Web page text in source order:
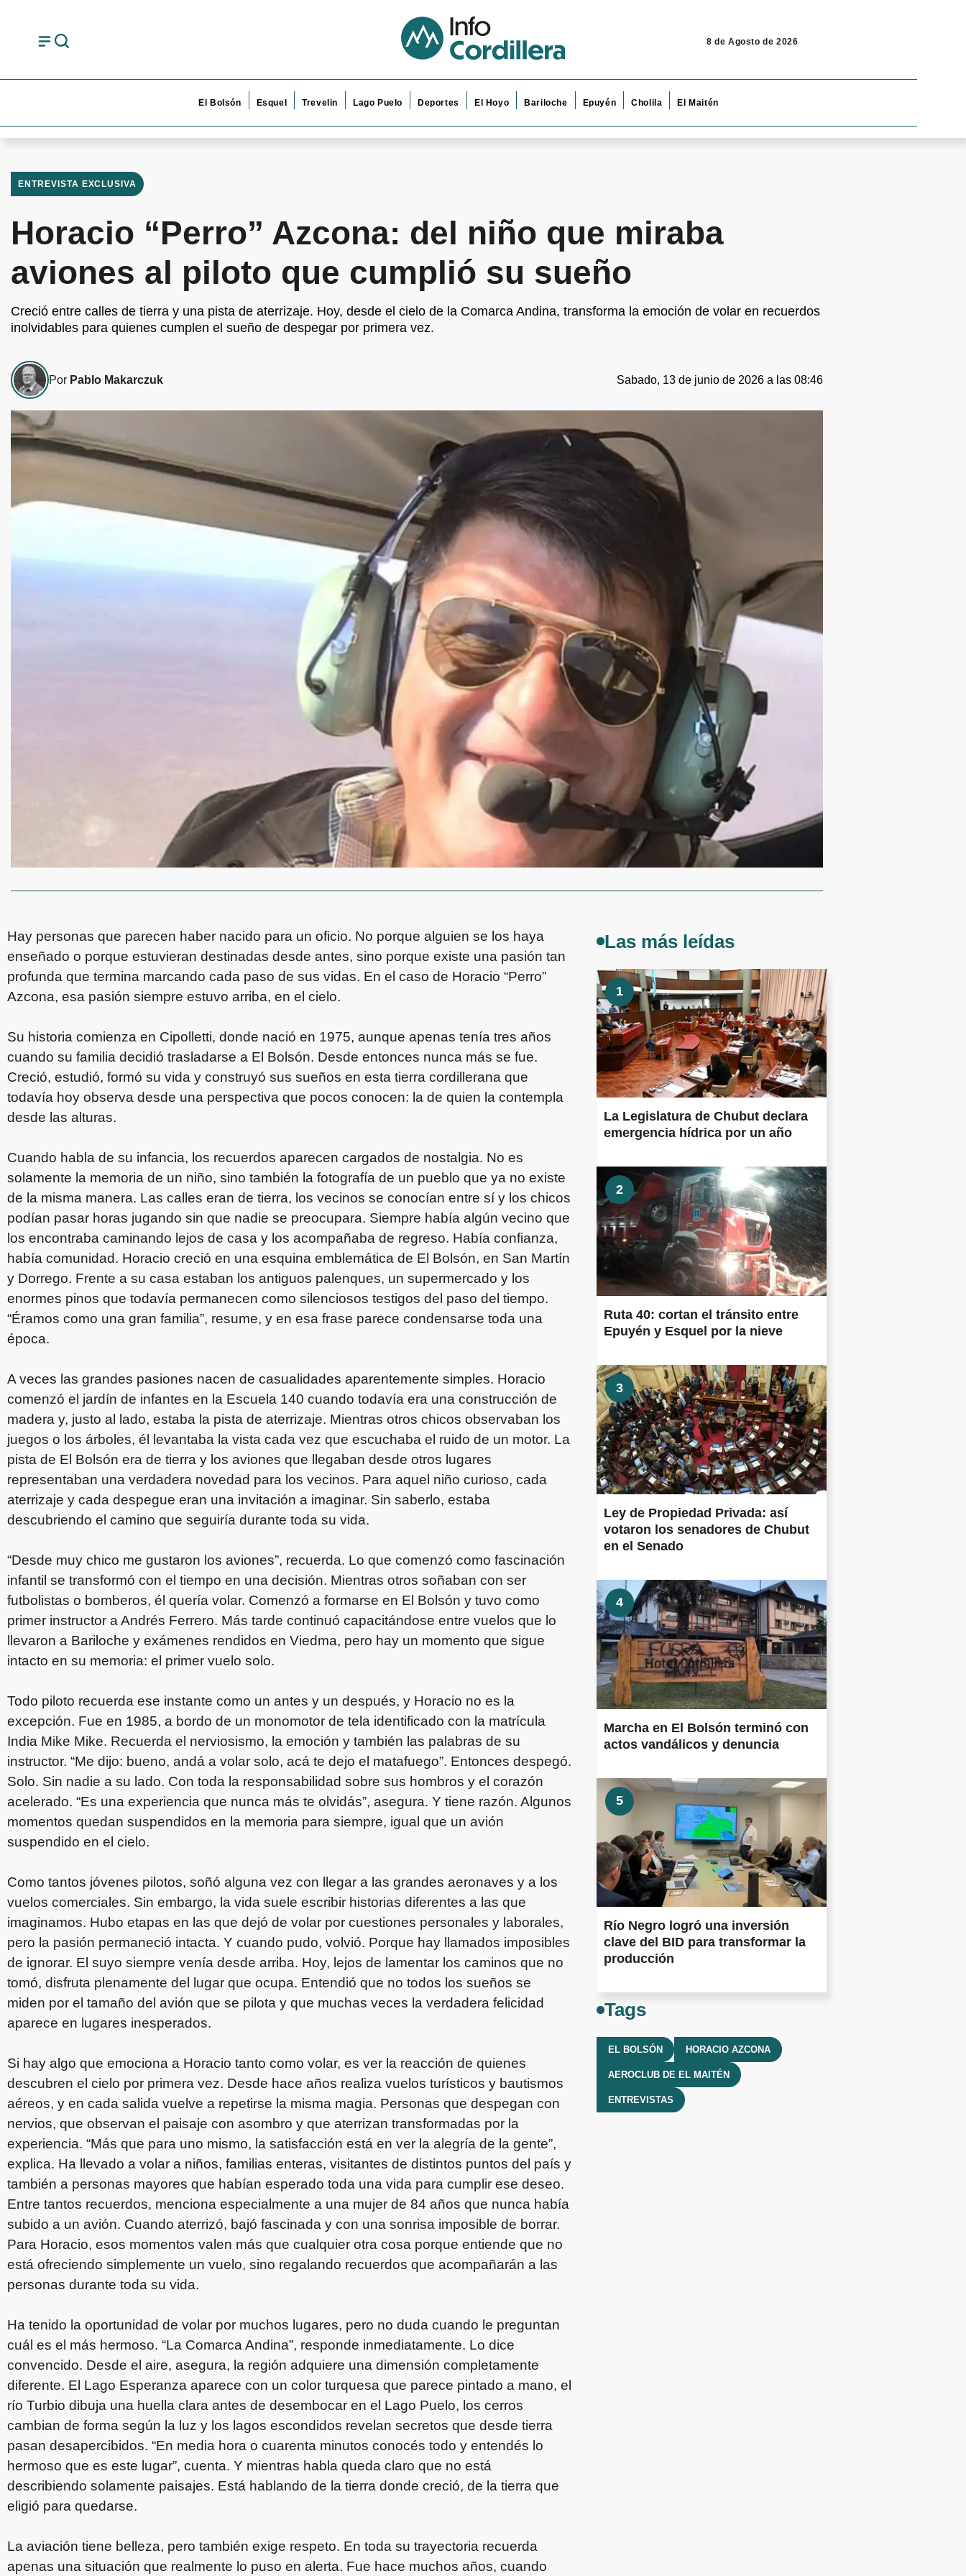
8 de Agosto de 2026
El Bolsón Esquel Trevelin Lago Puelo Deportes El Hoyo Bariloche Epuyén Cholila El Maitén
ENTREVISTA EXCLUSIVA
Horacio “Perro” Azcona: del niño que miraba
aviones al piloto que cumplió su sueño
Creció entre calles de tierra y una pista de aterrizaje. Hoy, desde el cielo de la Comarca Andina, transforma la emoción de volar en recuerdos
inolvidables para quienes cumplen el sueño de despegar por primera vez.
Por Pablo Makarczuk Sabado, 13 de junio de 2026 a las 08:46
Hay personas que parecen haber nacido para un oficio. No porque alguien se los haya
enseñado o porque estuvieran destinadas desde antes, sino porque existe una pasión tan
profunda que termina marcando cada paso de sus vidas. En el caso de Horacio “Perro”
Azcona, esa pasión siempre estuvo arriba, en el cielo.
Su historia comienza en Cipolletti, donde nació en 1975, aunque apenas tenía tres años
cuando su familia decidió trasladarse a El Bolsón. Desde entonces nunca más se fue.
Creció, estudió, formó su vida y construyó sus sueños en esta tierra cordillerana que
todavía hoy observa desde una perspectiva que pocos conocen: la de quien la contempla
desde las alturas.
Cuando habla de su infancia, los recuerdos aparecen cargados de nostalgia. No es
solamente la memoria de un niño, sino también la fotografía de un pueblo que ya no existe
de la misma manera. Las calles eran de tierra, los vecinos se conocían entre sí y los chicos
podían pasar horas jugando sin que nadie se preocupara. Siempre había algún vecino que
los encontraba caminando lejos de casa y los acompañaba de regreso. Había confianza,
había comunidad. Horacio creció en una esquina emblemática de El Bolsón, en San Martín
y Dorrego. Frente a su casa estaban los antiguos palenques, un supermercado y los
enormes pinos que todavía permanecen como silenciosos testigos del paso del tiempo.
“Éramos como una gran familia”, resume, y en esa frase parece condensarse toda una
época.
A veces las grandes pasiones nacen de casualidades aparentemente simples. Horacio
comenzó el jardín de infantes en la Escuela 140 cuando todavía era una construcción de
madera y, justo al lado, estaba la pista de aterrizaje. Mientras otros chicos observaban los
juegos o los árboles, él levantaba la vista cada vez que escuchaba el ruido de un motor. La
pista de El Bolsón era de tierra y los aviones que llegaban desde otros lugares
representaban una verdadera novedad para los vecinos. Para aquel niño curioso, cada
aterrizaje y cada despegue eran una invitación a imaginar. Sin saberlo, estaba
descubriendo el camino que seguiría durante toda su vida.
“Desde muy chico me gustaron los aviones”, recuerda. Lo que comenzó como fascinación
infantil se transformó con el tiempo en una decisión. Mientras otros soñaban con ser
futbolistas o bomberos, él quería volar. Comenzó a formarse en El Bolsón y tuvo como
primer instructor a Andrés Ferrero. Más tarde continuó capacitándose entre vuelos que lo
llevaron a Bariloche y exámenes rendidos en Viedma, pero hay un momento que sigue
intacto en su memoria: el primer vuelo solo.
Todo piloto recuerda ese instante como un antes y un después, y Horacio no es la
excepción. Fue en 1985, a bordo de un monomotor de tela identificado con la matrícula
India Mike Mike. Recuerda el nerviosismo, la emoción y también las palabras de su
instructor. “Me dijo: bueno, andá a volar solo, acá te dejo el matafuego”. Entonces despegó.
Solo. Sin nadie a su lado. Con toda la responsabilidad sobre sus hombros y el corazón
acelerado. “Es una experiencia que nunca más te olvidás”, asegura. Y tiene razón. Algunos
momentos quedan suspendidos en la memoria para siempre, igual que un avión
suspendido en el cielo.
Como tantos jóvenes pilotos, soñó alguna vez con llegar a las grandes aeronaves y a los
vuelos comerciales. Sin embargo, la vida suele escribir historias diferentes a las que
imaginamos. Hubo etapas en las que dejó de volar por cuestiones personales y laborales,
pero la pasión permaneció intacta. Y cuando pudo, volvió. Porque hay llamados imposibles
de ignorar. El suyo siempre venía desde arriba. Hoy, lejos de lamentar los caminos que no
tomó, disfruta plenamente del lugar que ocupa. Entendió que no todos los sueños se
miden por el tamaño del avión que se pilota y que muchas veces la verdadera felicidad
aparece en lugares inesperados.
Si hay algo que emociona a Horacio tanto como volar, es ver la reacción de quienes
descubren el cielo por primera vez. Desde hace años realiza vuelos turísticos y bautismos
aéreos, y en cada salida vuelve a repetirse la misma magia. Personas que despegan con
nervios, que observan el paisaje con asombro y que aterrizan transformadas por la
experiencia. “Más que para uno mismo, la satisfacción está en ver la alegría de la gente”,
explica. Ha llevado a volar a niños, familias enteras, visitantes de distintos puntos del país y
también a personas mayores que habían esperado toda una vida para cumplir ese deseo.
Entre tantos recuerdos, menciona especialmente a una mujer de 84 años que nunca había
subido a un avión. Cuando aterrizó, bajó fascinada y con una sonrisa imposible de borrar.
Para Horacio, esos momentos valen más que cualquier otra cosa porque entiende que no
está ofreciendo simplemente un vuelo, sino regalando recuerdos que acompañarán a las
personas durante toda su vida.
Ha tenido la oportunidad de volar por muchos lugares, pero no duda cuando le preguntan
cuál es el más hermoso. “La Comarca Andina”, responde inmediatamente. Lo dice
convencido. Desde el aire, asegura, la región adquiere una dimensión completamente
diferente. El Lago Esperanza aparece con un color turquesa que parece pintado a mano, el
río Turbio dibuja una huella clara antes de desembocar en el Lago Puelo, los cerros
cambian de forma según la luz y los lagos escondidos revelan secretos que desde tierra
pasan desapercibidos. “En media hora o cuarenta minutos conocés todo y entendés lo
hermoso que es este lugar”, cuenta. Y mientras habla queda claro que no está
describiendo solamente paisajes. Está hablando de la tierra donde creció, de la tierra que
eligió para quedarse.
La aviación tiene belleza, pero también exige respeto. En toda su trayectoria recuerda
apenas una situación que realmente lo puso en alerta. Fue hace muchos años, cuando
Las más leídas
1
La Legislatura de Chubut declara
emergencia hídrica por un año
2
Ruta 40: cortan el tránsito entre
Epuyén y Esquel por la nieve
3
Ley de Propiedad Privada: así
votaron los senadores de Chubut
en el Senado
4
Marcha en El Bolsón terminó con
actos vandálicos y denuncia
5
Río Negro logró una inversión
clave del BID para transformar la
producción
Tags
EL BOLSÓN HORACIO AZCONA
AEROCLUB DE EL MAITÉN
ENTREVISTAS